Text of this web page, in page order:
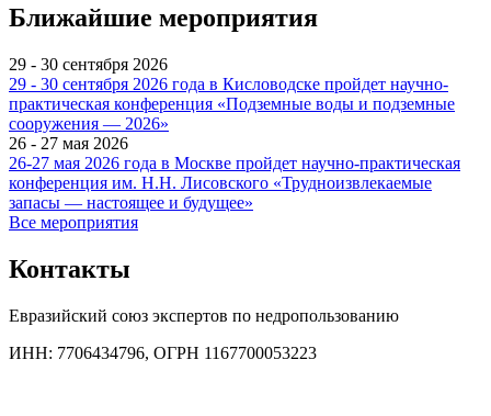
Ближайшие мероприятия
29 - 30 сентября 2026
29 - 30 сентября 2026 года в Кисловодске пройдет научно-
практическая конференция «Подземные воды и подземные
сооружения — 2026»
26 - 27 мая 2026
26-27 мая 2026 года в Москве пройдет научно-практическая
конференция им. Н.Н. Лисовского «Трудноизвлекаемые
запасы — настоящее и будущее»
Все мероприятия
Контакты
Евразийский союз экспертов по недропользованию
ИНН: 7706434796, ОГРН 1167700053223